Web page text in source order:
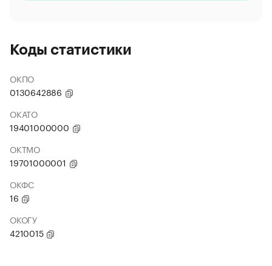
Коды статистики
ОКПО
0130642886
ОКАТО
19401000000
ОКТМО
19701000001
ОКФС
16
ОКОГУ
4210015